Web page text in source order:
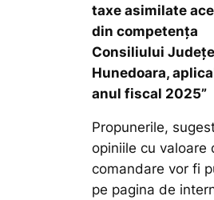
taxe asimilate
din competenţa
Consiliului
Hunedoara,
anul fiscal 2025”
Propunerile,
opiniile cu valoare
comandare vor fi
pe pagina de